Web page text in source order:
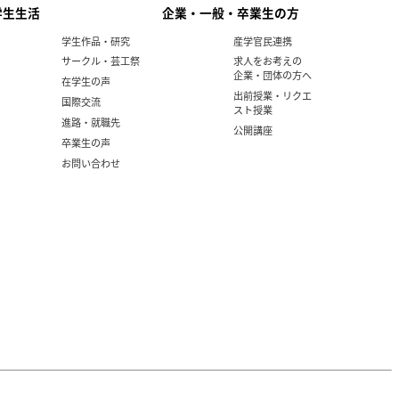
生活
学生作品・研究
サークル・芸工祭
在学生の声
国際交流
進路・就職先
卒業生の声
お問い合わせ
企業・一般・卒業生の方
産学官民連携
求人をお考えの
企業・団体の方へ
出前授業・リクエ
スト授業
公開講座